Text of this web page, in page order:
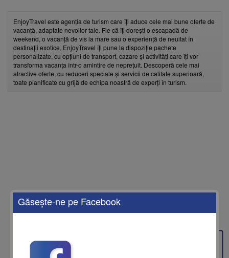
EnjoyTravel este agenția de turism care îți aduce cele mai bune oferte de
vacanță, adaptate nevoilor tale. Fie că îți dorești o escapadă de
weekend, o vacanță de vis la mare sau o experiență de neuitat în
destinații exotice, EnjoyTravel îți pune la dispoziție pachete
personalizate, cu opțiuni de transport, cazare și activități care îți vor
transforma vacanța într-o amintire de neprețuit. Descoperă cele mai
atractive oferte, cu reduceri speciale și servicii de calitate superioară,
toate planificate cu grijă de echipa noastră de experți în turism.
Găseşte-ne pe Facebook